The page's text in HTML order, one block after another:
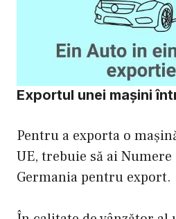
Exportul unei mașini
Pentru a exporta o
UE, trebuie să ai
Germania pentru export.